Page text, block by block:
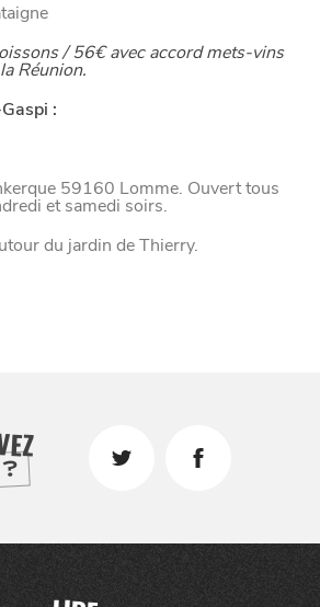
/ 56€ avec accord mets-vins
Réunion.
:
59160 Lomme. Ouvert tous
et samedi soirs.
du jardin de Thierry.